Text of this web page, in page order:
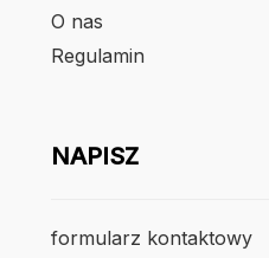
O nas
Regulamin
NAPISZ
formularz kontaktowy